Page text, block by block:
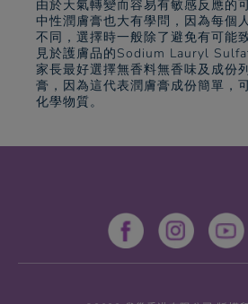
由於天氣轉變而容易有敏感反應的
中性潤膚膏也大有學問，因為每個
不同，選擇時一般除了避免有可能
見於護膚品的Sodium Lauryl
家長最好選擇無香料無香味及成份
膏，因為這代表潤膚膏成份簡單，
化學物質。